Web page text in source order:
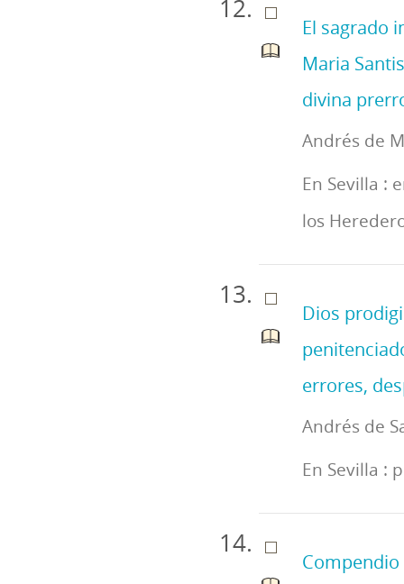
El sagrado
Maria
divina
Andrés de
En Sevilla :
los
Dios
errores,
Andrés de
En Sevilla :